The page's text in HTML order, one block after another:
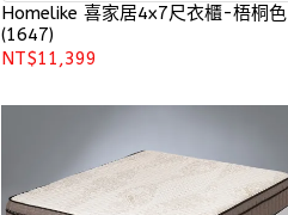
Homelike 喜家居4x7尺衣櫃-梧桐色
(1647)
NT$11,399